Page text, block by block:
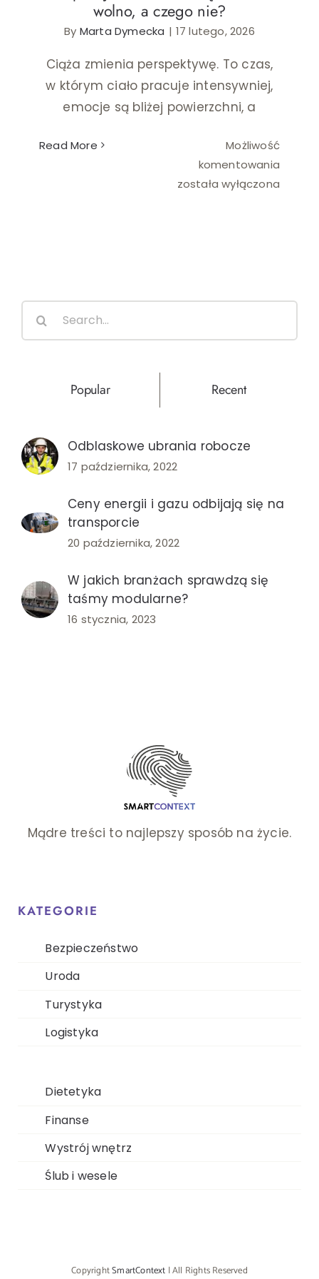
Ślub i wesele
Wystrój wnętrz
wolno, a czego nie?
By Marta Dymecka | 17 lutego, 2026
Ciąża zmienia perspektywę. To czas,
w którym ciało pracuje intensywniej,
emocje są bliżej powierzchni, a
Read More
Możliwość
komentowania
a
nie?
została wyłączona
Popular Recent
Odblaskowe ubrania robocze
17 października, 2022
Ceny energii i gazu odbijają się na
transporcie
20 października, 2022
W jakich branżach sprawdzą się
taśmy modularne?
16 stycznia, 2023
Mądre treści to najlepszy sposób na życie.
KATEGORIE
Bezpieczeństwo
Uroda
Turystyka
Logistyka
Dietetyka
Finanse
Wystrój wnętrz
Ślub i wesele
CopyrightSmartContext | All Rights Reserved